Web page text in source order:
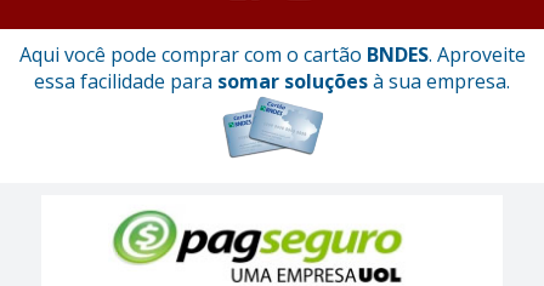
Aqui você pode comprar com o cartão BNDES. Aproveite
essa facilidade para somar soluçõesà sua empresa.